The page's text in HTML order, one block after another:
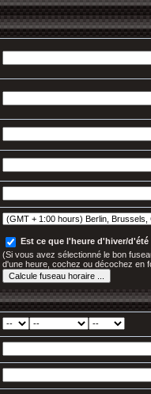
Est ce que l'heure d'hiver/
(Si vous avez sélectionné le bon
d'une heure, cochez ou décochez en